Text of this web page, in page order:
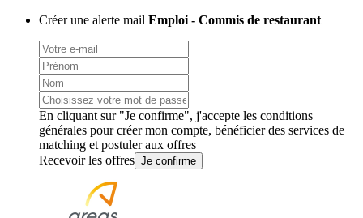
Créer une alerte mail Emploi - Commis de restaurant
En cliquant sur "Je confirme", j'accepte les conditions
générales pour créer mon compte, bénéficier des services de
matching et postuler aux offres
Recevoir les offres Je confirme